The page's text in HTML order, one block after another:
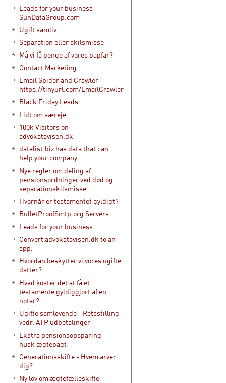
Leads for your business -
SunDataGroup.com
Ugift samliv
Separation eller skilsmisse
Må vi få penge af vores papfar?
Contact Marketing
Email Spider and Crawler -
https://tinyurl.com/EmailCrawler
Black Friday Leads
Lidt om særeje
100k Visitors on
advokatavisen.dk
datalist.biz has data that can
help your company
Nye regler om deling af
pensionsordninger ved død og
separationskilsmisse
Hvornår er testamentet gyldigt?
BulletProofSmtp.org Servers
Leads for your business
Convert advokatavisen.dk to an
app.
Hvordan beskytter vi vores ugifte
datter?
Hvad koster det at få et
testamente gyldiggjort af en
notar?
Ugifte samlevende - Retsstilling
vedr. ATP udbetalinger
Ekstra pensionsopsparing -
husk ægtepagt!
Generationsskifte - Hvem arver
dig?
Ny lov om ægtefælleskifte